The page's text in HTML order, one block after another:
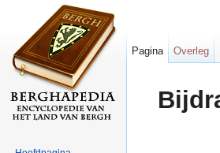
Pagina Overleg